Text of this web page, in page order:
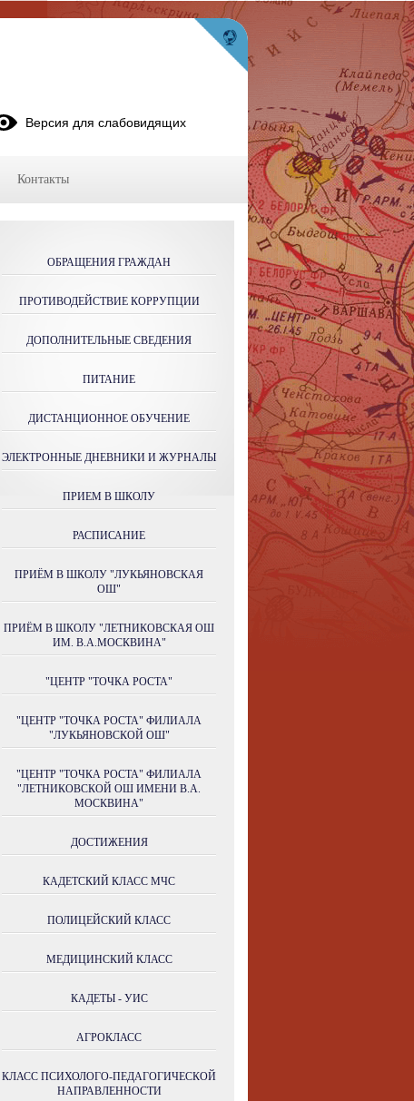
ОБРАЩЕНИЯ ГРАЖДАН
ПРОТИВОДЕЙСТВИЕ КОРРУПЦИИ
ДОПОЛНИТЕЛЬНЫЕ СВЕДЕНИЯ
ПИТАНИЕ
ДИСТАНЦИОННОЕ ОБУЧЕНИЕ
ЭЛЕКТРОННЫЕ ДНЕВНИКИ И ЖУРНАЛЫ
ПРИЕМ В ШКОЛУ
РАСПИСАНИЕ
ПРИЁМ В ШКОЛУ "ЛУКЬЯНОВСКАЯ
ОШ"
ПРИЁМ В ШКОЛУ "ЛЕТНИКОВСКАЯ ОШ
ИМ. В.А.МОСКВИНА"
"ЦЕНТР "ТОЧКА РОСТА"
"ЦЕНТР "ТОЧКА РОСТА" ФИЛИАЛА
"ЛУКЬЯНОВСКОЙ ОШ"
"ЦЕНТР "ТОЧКА РОСТА" ФИЛИАЛА
"ЛЕТНИКОВСКОЙ ОШ ИМЕНИ В.А.
МОСКВИНА"
ДОСТИЖЕНИЯ
КАДЕТСКИЙ КЛАСС МЧС
ПОЛИЦЕЙСКИЙ КЛАСС
МЕДИЦИНСКИЙ КЛАСС
КАДЕТЫ - УИС
АГРОКЛАСС
КЛАСС ПСИХОЛОГО-ПЕДАГОГИЧЕСКОЙ
НАПРАВЛЕННОСТИ
Версия для слабовидящих
Контакты